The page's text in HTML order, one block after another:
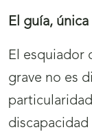
El guía,
El esquiador
grave no es